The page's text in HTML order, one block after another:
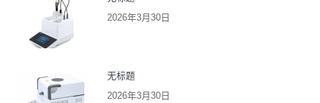
2026年3月30日
无标题
2026年3月30日